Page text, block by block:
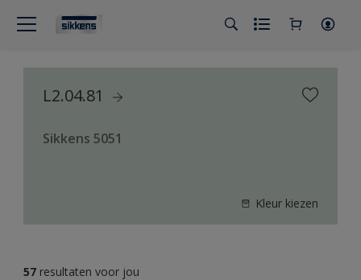
L2.04.81
Sikkens 5051
Kleur kiezen
57 resultaten voor jou